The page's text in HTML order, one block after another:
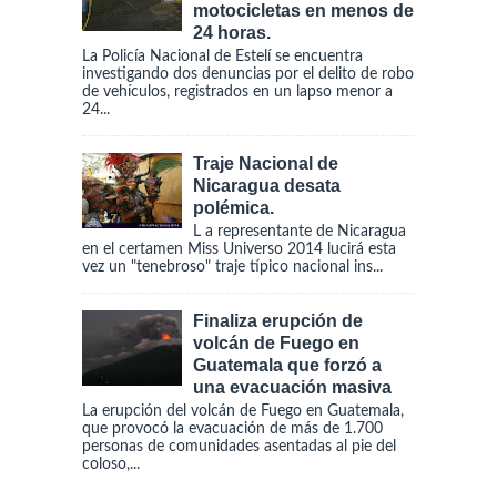
motocicletas en menos de
24 horas.
La Policía Nacional de Estelí se encuentra
investigando dos denuncias por el delito de robo
de vehículos, registrados en un lapso menor a
24...
Traje Nacional de
Nicaragua desata
polémica.
L a representante de Nicaragua
en el certamen Miss Universo 2014 lucirá esta
vez un "tenebroso" traje típico nacional ins...
Finaliza erupción de
volcán de Fuego en
Guatemala que forzó a
una evacuación masiva
La erupción del volcán de Fuego en Guatemala,
que provocó la evacuación de más de 1.700
personas de comunidades asentadas al pie del
coloso,...